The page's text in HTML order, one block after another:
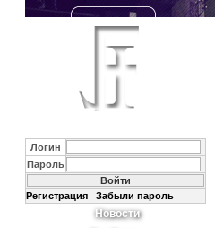
Логин
Пароль
Регистрация Забыли пароль
Новости